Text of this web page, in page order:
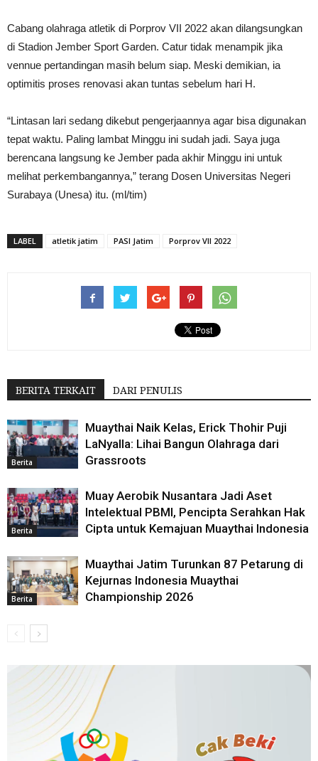
Cabang olahraga atletik di Porprov VII 2022 akan dilangsungkan
di Stadion Jember Sport Garden. Catur tidak menampik jika
vennue pertandingan masih belum siap. Meski demikian, ia
optimitis proses renovasi akan tuntas sebelum hari H.
“Lintasan lari sedang dikebut pengerjaannya agar bisa digunakan
tepat waktu. Paling lambat Minggu ini sudah jadi. Saya juga
berencana langsung ke Jember pada akhir Minggu ini untuk
melihat perkembangannya,” terang Dosen Universitas Negeri
Surabaya (Unesa) itu. (ml/tim)
LABEL atletik jatim PASI Jatim Porprov VII 2022
BERITA TERKAIT DARI PENULIS
Berita
Muaythai Naik Kelas, Erick Thohir Puji
LaNyalla: Lihai Bangun Olahraga dari
Grassroots
Berita
Muay Aerobik Nusantara Jadi Aset
Intelektual PBMI, Pencipta Serahkan Hak
Cipta untuk Kemajuan Muaythai Indonesia
Berita
Muaythai Jatim Turunkan 87 Petarung di
Kejurnas Indonesia Muaythai
Championship 2026